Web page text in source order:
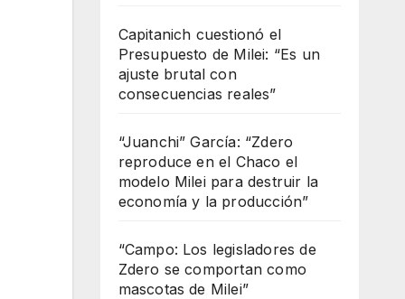
Capitanich cuestionó el
Presupuesto de Milei: “Es un
ajuste brutal con
consecuencias reales”
“Juanchi” García: “Zdero
reproduce en el Chaco el
modelo Milei para destruir la
economía y la producción”
“Campo: Los legisladores de
Zdero se comportan como
mascotas de Milei”